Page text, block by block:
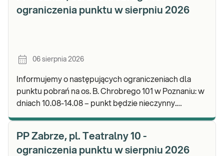
ograniczenia punktu w sierpniu 2026
06 sierpnia 2026
Informujemy o następujących ograniczeniach dla
punktu pobrań na os. B. Chrobrego 101 w Poznaniu: w
dniach 10.08-14.08 – punkt będzie nieczynny.
PP Zabrze, pl. Teatralny 10 -
ograniczenia punktu w sierpniu 2026